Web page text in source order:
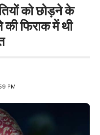
को छोड़ने के
की फिराक में थी
PM